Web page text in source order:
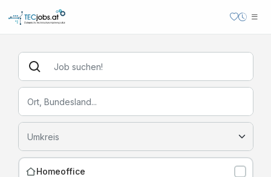
Homeoffice